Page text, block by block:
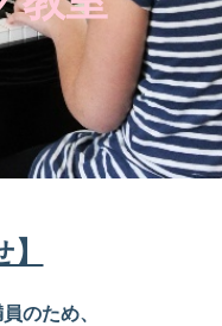
のため、
i
g
a
t
i
o
n